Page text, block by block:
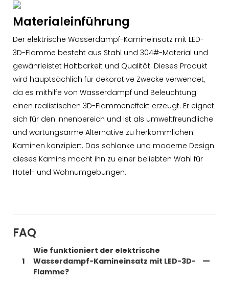
Materialeinführung
Der elektrische Wasserdampf-Kamineinsatz mit LED-
3D-Flamme besteht aus Stahl und 304#-Material und
gewährleistet Haltbarkeit und Qualität. Dieses Produkt
wird hauptsächlich für dekorative Zwecke verwendet,
da es mithilfe von Wasserdampf und Beleuchtung
einen realistischen 3D-Flammeneffekt erzeugt. Er eignet
sich für den Innenbereich und ist als umweltfreundliche
und wartungsarme Alternative zu herkömmlichen
Kaminen konzipiert. Das schlanke und moderne Design
dieses Kamins macht ihn zu einer beliebten Wahl für
Hotel- und Wohnumgebungen.
FAQ
1
Wie funktioniert der elektrische
Wasserdampf-Kamineinsatz mit LED-3D-
Flamme?